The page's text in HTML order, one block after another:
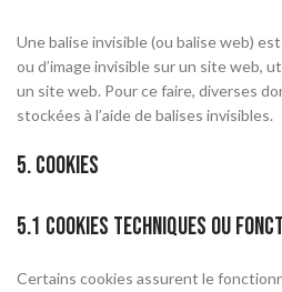
Une balise invisible (ou balise web)
ou d’image invisible sur un site web,
un site web. Pour ce faire, diverses
stockées à l’aide de balises invisibles.
5. Cookies
5.1 Cookies techniques ou
Certains cookies assurent le